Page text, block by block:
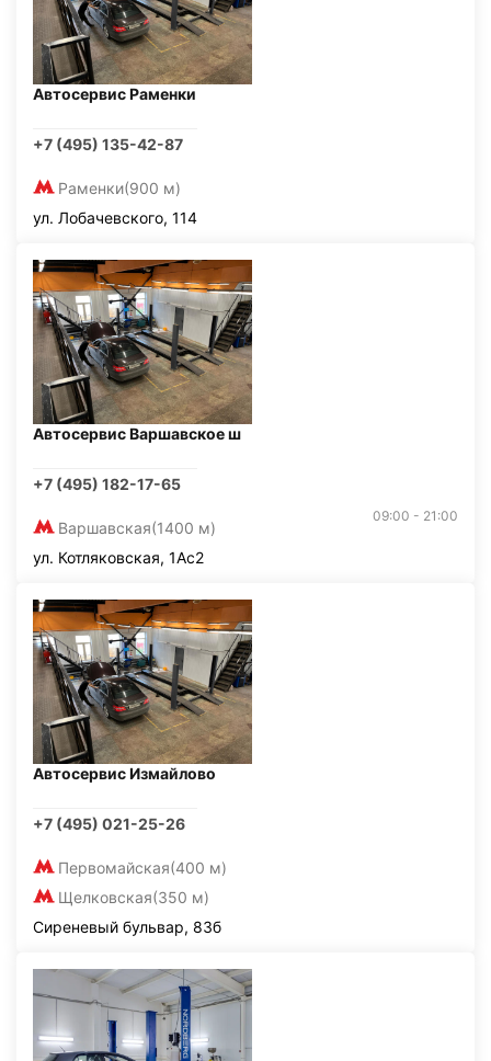
Автосервис Раменки
+7 (495) 135-42-87
Раменки(900 м)
ул. Лобачевского, 114
Автосервис Варшавское ш
+7 (495) 182-17-65
Варшавская(1400 м)
09:00 - 21:00
ул. Котляковская, 1Ас2
Автосервис Измайлово
+7 (495) 021-25-26
Первомайская(400 м)
Щелковская(350 м)
Сиреневый бульвар, 83б